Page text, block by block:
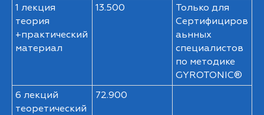
1 лекция
теория
+практический
материал
13.500
Только для
Сертифициров
аьнных
специалистов
по методике
GYROTONIC®
6 лекций
теоретический
72.900